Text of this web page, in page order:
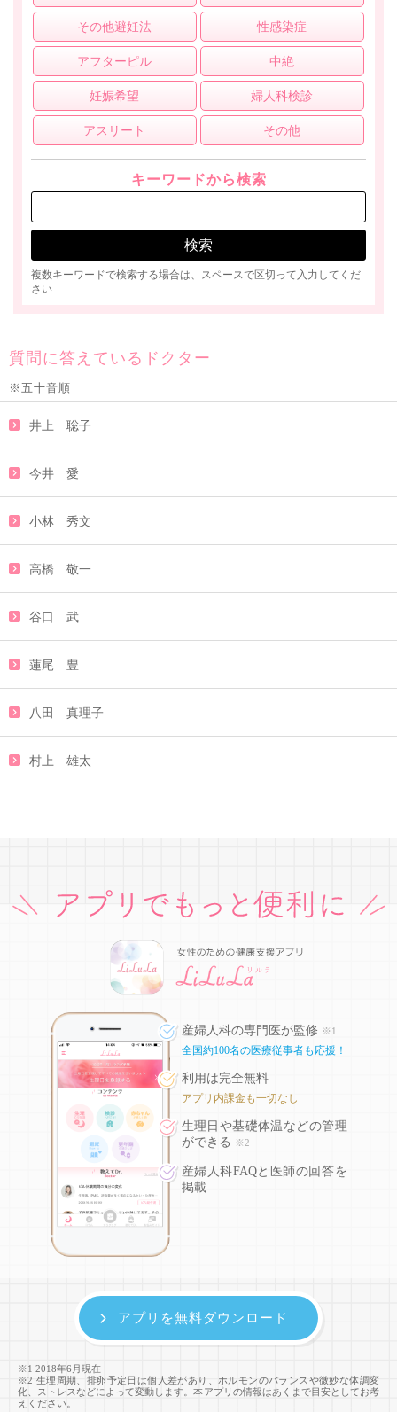
その他避妊法 性感染症
アフターピル 中絶
妊娠希望 婦人科検診
アスリート その他
キーワードから検索
複数キーワードで検索する場合は、スペースで区切って入力してくだ
さい
質問に答えているドクター
※五十音順
井上 聡子
今井 愛
小林 秀文
高橋 敬一
谷口 武
蓮尾 豊
八田 真理子
村上 雄太
産婦人科の専門医が監修 ※1
全国約100名の医療従事者も応援！
利用は完全無料
アプリ内課金も一切なし
生理日や基礎体温などの管理
ができる
※2
産婦人科FAQと医師の回答を
掲載
※1 2018年6月現在
※2 生理周期、排卵予定日は個人差があり、ホルモンのバランスや微妙な体調変
化、ストレスなどによって変動します。本アプリの情報はあくまで目安としてお考
えください。
アプリを無料ダウンロード